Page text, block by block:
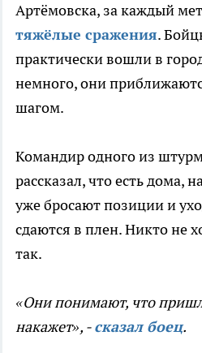
Артёмовска, за каждый
тяжёлые сражения.
практически вошли в
немного, они
шагом.
Командир одного из
рассказал, что есть дома,
уже бросают позиции и
сдаются в плен. Никто не
так.
«Они понимают, что
накажет», -сказал боец.